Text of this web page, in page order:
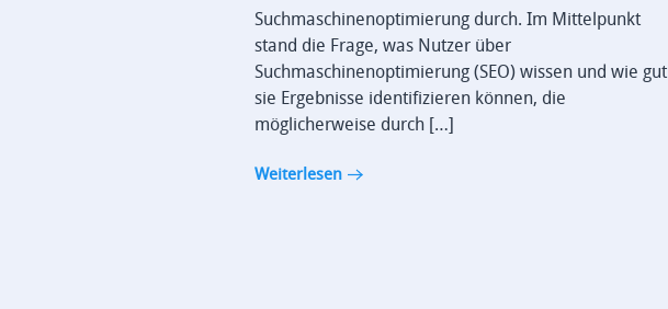
Suchmaschinenoptimierung durch. Im Mittelpunkt
stand die Frage, was Nutzer über
Suchmaschinenoptimierung (SEO) wissen und wie gut
sie Ergebnisse identifizieren können, die
möglicherweise durch […]
Weiterlesen